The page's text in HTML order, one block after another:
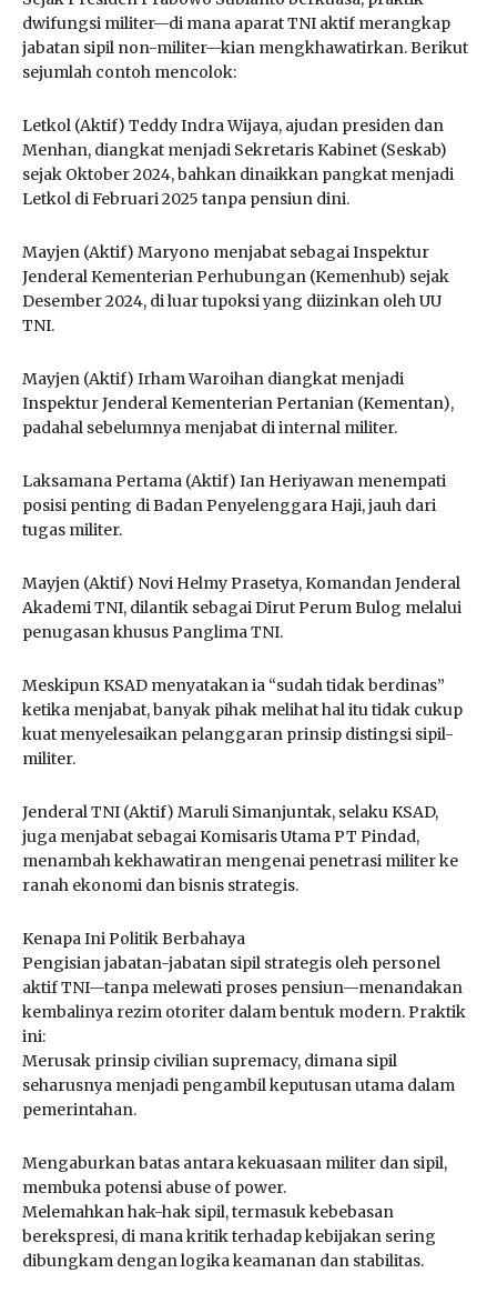
dwifungsi militer—di mana aparat TNI aktif merangkap
jabatan sipil non-militer—kian mengkhawatirkan. Berikut
sejumlah contoh mencolok:
Letkol (Aktif) Teddy Indra Wijaya, ajudan presiden dan
Menhan, diangkat menjadi Sekretaris Kabinet (Seskab)
sejak Oktober 2024, bahkan dinaikkan pangkat menjadi
Letkol di Februari 2025 tanpa pensiun dini.
Mayjen (Aktif) Maryono menjabat sebagai Inspektur
Jenderal Kementerian Perhubungan (Kemenhub) sejak
Desember 2024, di luar tupoksi yang diizinkan oleh UU
TNI.
Mayjen (Aktif) Irham Waroihan diangkat menjadi
Inspektur Jenderal Kementerian Pertanian (Kementan),
padahal sebelumnya menjabat di internal militer.
Laksamana Pertama (Aktif) Ian Heriyawan menempati
posisi penting di Badan Penyelenggara Haji, jauh dari
tugas militer.
Mayjen (Aktif) Novi Helmy Prasetya, Komandan Jenderal
Akademi TNI, dilantik sebagai Dirut Perum Bulog melalui
penugasan khusus Panglima TNI.
Meskipun KSAD menyatakan ia “sudah tidak berdinas”
ketika menjabat, banyak pihak melihat hal itu tidak cukup
kuat menyelesaikan pelanggaran prinsip distingsi sipil-
militer.
Jenderal TNI (Aktif) Maruli Simanjuntak, selaku KSAD,
juga menjabat sebagai Komisaris Utama PT Pindad,
menambah kekhawatiran mengenai penetrasi militer ke
ranah ekonomi dan bisnis strategis.
Kenapa Ini Politik Berbahaya
Pengisian jabatan-jabatan sipil strategis oleh personel
aktif TNI—tanpa melewati proses pensiun—menandakan
kembalinya rezim otoriter dalam bentuk modern. Praktik
ini:
Merusak prinsip civilian supremacy, dimana sipil
seharusnya menjadi pengambil keputusan utama dalam
pemerintahan.
Mengaburkan batas antara kekuasaan militer dan sipil,
membuka potensi abuse of power.
Melemahkan hak-hak sipil, termasuk kebebasan
berekspresi, di mana kritik terhadap kebijakan sering
dibungkam dengan logika keamanan dan stabilitas.